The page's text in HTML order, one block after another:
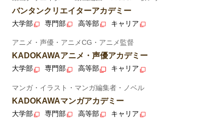
バンタンクリエイターアカデミー
大学部 専門部 高等部 キャリア
アニメ・声優・アニメCG・アニメ監督
KADOKAWAアニメ・声優アカデミー
大学部 専門部 高等部 キャリア
マンガ・イラスト・マンガ編集者・ノベル
KADOKAWAマンガアカデミー
大学部 専門部 高等部 キャリア